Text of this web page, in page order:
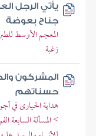
يأتي الرجل
جناح بعوضة
المعجم الأوسط
زغبة
المشركون
حسناتهم
هداية الحيارى في
> المسألة السابعة